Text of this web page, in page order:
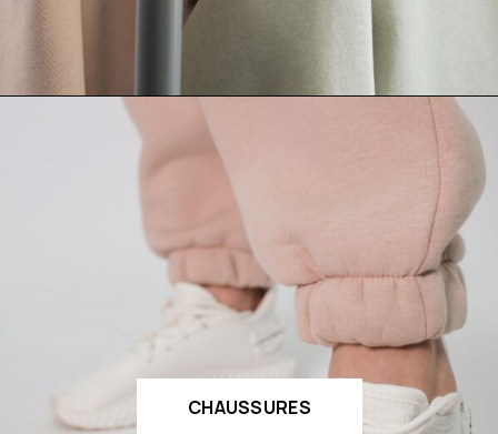
CHAUSSURES